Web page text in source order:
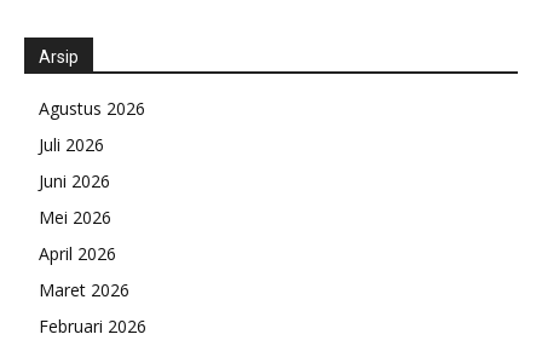
Arsip
Agustus 2026
Juli 2026
Juni 2026
Mei 2026
April 2026
Maret 2026
Februari 2026